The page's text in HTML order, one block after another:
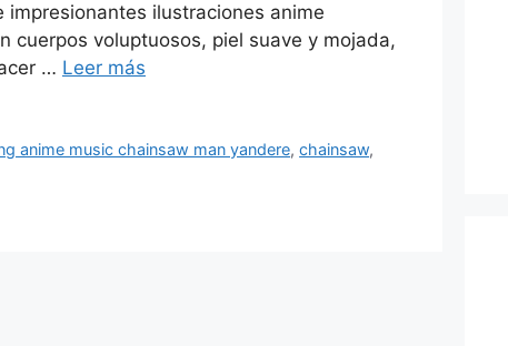
ilustraciones anime
cuerpos voluptuosos, piel suave y mojada,
… Leer más
anime music chainsaw man yandere,chainsaw,